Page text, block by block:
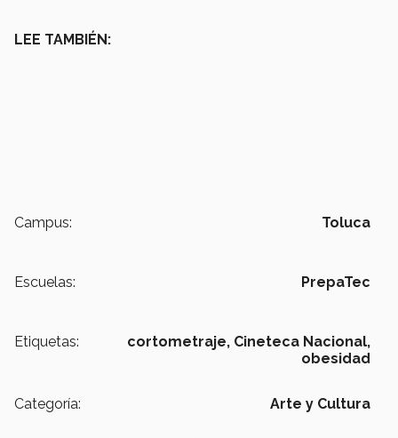
LEE TAMBIÉN:
Campus: Toluca
Escuelas: PrepaTec
Etiquetas: cortometraje, Cineteca Nacional,
obesidad
Categoría: Arte y Cultura